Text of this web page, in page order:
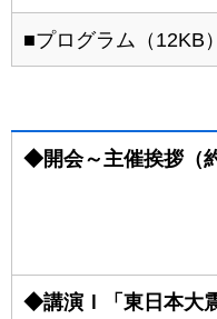
■プログラム（12KB）
◆開会～主催挨拶（
◆講演Ｉ「東日本大